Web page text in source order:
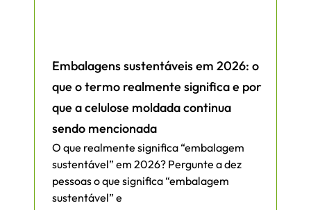
Embalagens sustentáveis em 2026: o
que o termo realmente significa e por
que a celulose moldada continua
sendo mencionada
O que realmente significa “embalagem
sustentável” em 2026? Pergunte a dez
pessoas o que significa “embalagem
sustentável” e